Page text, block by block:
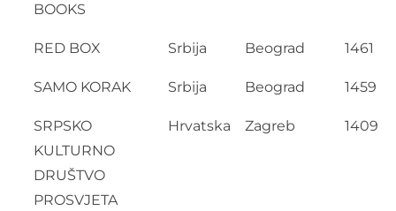
BOOKS
RED BOX Srbija Beograd 1461
SAMO KORAK Srbija Beograd 1459
SRPSKO
KULTURNO
DRUŠTVO
PROSVJETA
Hrvatska Zagreb 1409